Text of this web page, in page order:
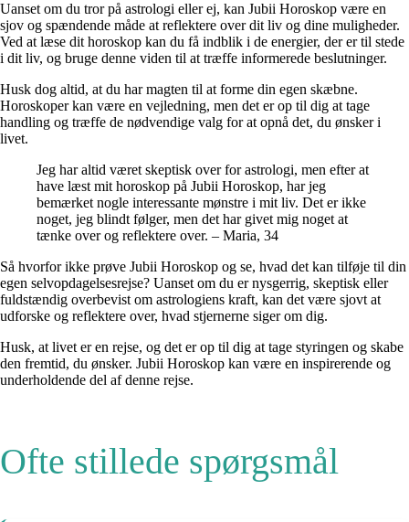
Uanset om du tror på astrologi eller ej, kan Jubii Horoskop være en
sjov og spændende måde at reflektere over dit liv og dine muligheder.
Ved at læse dit horoskop kan du få indblik i de energier, der er til stede
i dit liv, og bruge denne viden til at træffe informerede beslutninger.
Husk dog altid, at du har magten til at forme din egen skæbne.
Horoskoper kan være en vejledning, men det er op til dig at tage
handling og træffe de nødvendige valg for at opnå det, du ønsker i
livet.
Jeg har altid været skeptisk over for astrologi, men efter at
have læst mit horoskop på Jubii Horoskop, har jeg
bemærket nogle interessante mønstre i mit liv. Det er ikke
noget, jeg blindt følger, men det har givet mig noget at
tænke over og reflektere over. – Maria, 34
Så hvorfor ikke prøve Jubii Horoskop og se, hvad det kan tilføje til din
egen selvopdagelsesrejse? Uanset om du er nysgerrig, skeptisk eller
fuldstændig overbevist om astrologiens kraft, kan det være sjovt at
udforske og reflektere over, hvad stjernerne siger om dig.
Husk, at livet er en rejse, og det er op til dig at tage styringen og skabe
den fremtid, du ønsker. Jubii Horoskop kan være en inspirerende og
underholdende del af denne rejse.
Ofte stillede spørgsmål